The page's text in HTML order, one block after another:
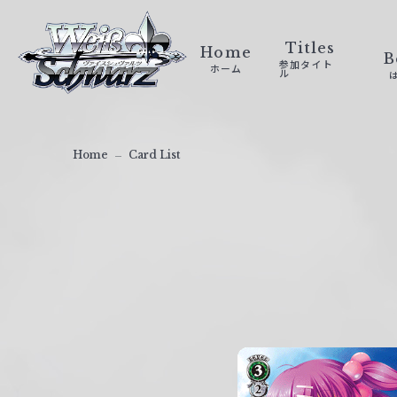
ァ
Home
ホーム
Titles
参加タイト
ル
Home Card List